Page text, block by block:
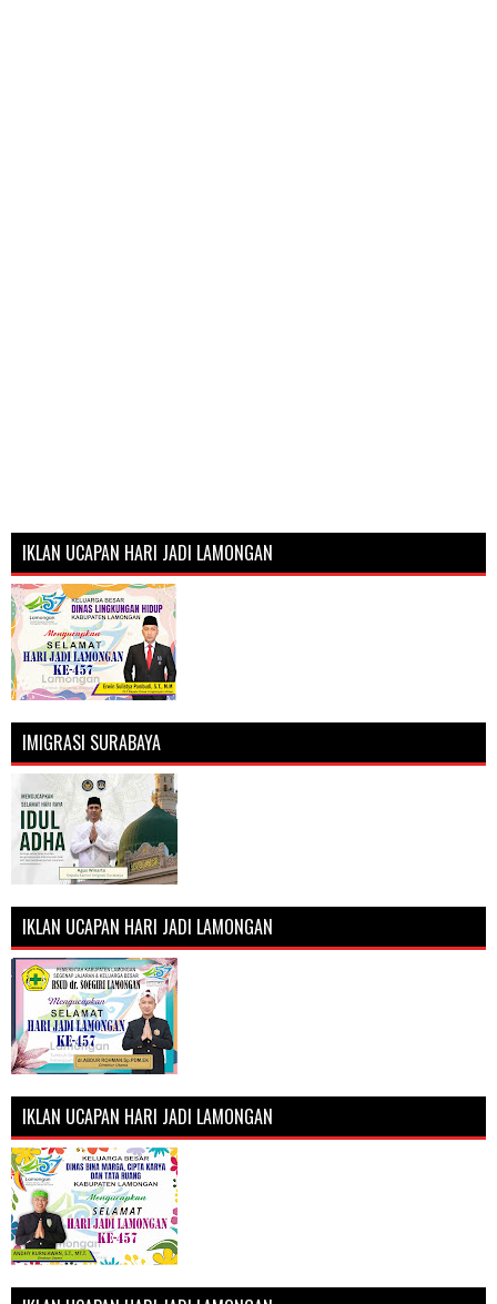
IKLAN UCAPAN HARI JADI LAMONGAN
IMIGRASI SURABAYA
IKLAN UCAPAN HARI JADI LAMONGAN
IKLAN UCAPAN HARI JADI LAMONGAN